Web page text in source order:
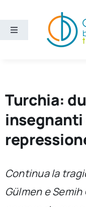
contenuto
Toggle
Ricerca e
Chi siamo
Turchia:
insegnanti
Continua la
Gülmen e